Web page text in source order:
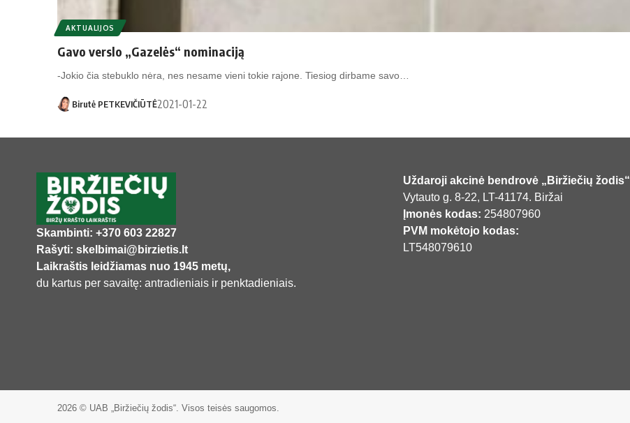
AKTUALIJOS
Gavo verslo „Gazelės“ nominaciją
-Jokio čia stebuklo nėra, nes nesame vieni tokie rajone. Tiesiog dirbame savo…
Birutė PETKEVIČIŪTĖ2021-01-22
Skambinti: +370 603 22827
Rašyti: skelbimai@birzietis.lt
Laikraštis leidžiamas nuo 1945 metų,
du kartus per savaitę: antradieniais ir penktadieniais.
Uždaroji akcinė bendrovė „Biržiečių žodis“
Vytauto g. 8-22, LT-41174. Biržai
Įmonės kodas: 254807960
PVM mokėtojo kodas:
LT548079610
2026 © UAB „Biržiečių žodis“. Visos teisės saugomos.